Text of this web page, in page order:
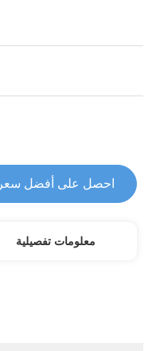
احصل على أفضل سعر
معلومات تفصيلية